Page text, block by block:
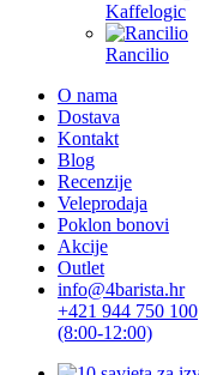
Kaffelogic
Rancilio
O nama
Dostava
Kontakt
Blog
Recenzije
Veleprodaja
Poklon bonovi
Akcije
Outlet
info@4barista.hr
+421 944 750 100
(8:00-12:00)